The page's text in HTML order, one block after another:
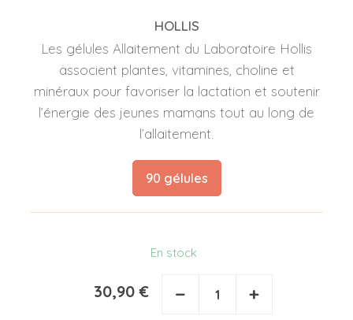
HOLLIS
Les gélules Allaitement du Laboratoire Hollis
associent plantes, vitamines, choline et
minéraux pour favoriser la lactation et soutenir
l’énergie des jeunes mamans tout au long de
l’allaitement.
90 gélules
En stock
30,90 € − +